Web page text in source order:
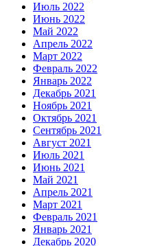
Июль 2022
Июнь 2022
Май 2022
Апрель 2022
Март 2022
Февраль 2022
Январь 2022
Декабрь 2021
Ноябрь 2021
Октябрь 2021
Сентябрь 2021
Август 2021
Июль 2021
Июнь 2021
Май 2021
Апрель 2021
Март 2021
Февраль 2021
Январь 2021
Декабрь 2020